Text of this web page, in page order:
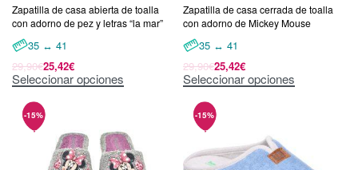
Zapatilla de casa abierta de toalla
con adorno de pez y letras “la mar”
35 ↔ 41
29,90€25,42€
Seleccionar opciones
Zapatilla de casa cerrada de toalla
con adorno de Mickey Mouse
35 ↔ 41
29,90€25,42€
Seleccionar opciones